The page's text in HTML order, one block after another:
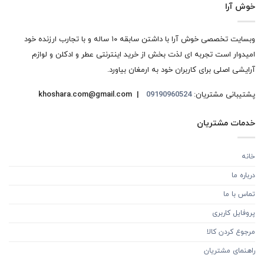
خوش آرا
وبسایت تخصصی خوش آرا با داشتن سابقه ۱۰ ساله و با تجارب ارزنده خود
امیدوار است تجربه ای لذت بخش از خرید اینترنتی عطر و ادکلن و لوازم
آرایشی اصلی برای کاربران خود به ارمغان بیاورد.
پشتیبانی مشتریان: khoshara.com@gmail.com | 09190960524
خدمات مشتریان
خانه
درباره ما
تماس با ما
پروفایل کاربری
مرجوع کردن کالا
راهنمای مشتریان